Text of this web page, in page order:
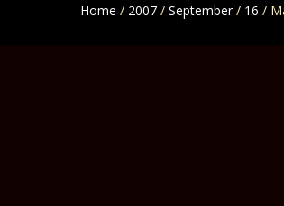
Home / 2007 / September / 16 /